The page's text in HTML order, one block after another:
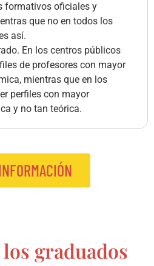
formativos oficiales y
que no en todos los
así.
En los centros públicos
de profesores con mayor
mientras que en los
perfiles con mayor
y no tan teórica.
los graduados